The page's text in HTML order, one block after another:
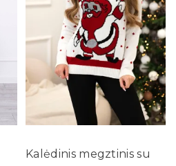
Kalėdinis megztinis su